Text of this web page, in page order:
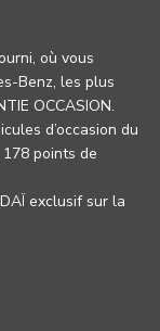
où vous
Benz, les plus
OCCASION.
d’occasion du
points de
exclusif sur la